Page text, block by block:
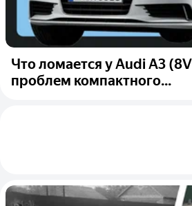
Что ломается у Audi A3
проблем компактного...